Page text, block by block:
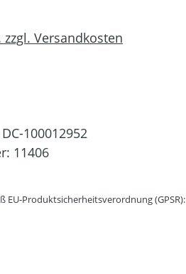
Versandkosten
DC-100012952
11406
EU-Produktsicherheitsverordnung (GPSR):